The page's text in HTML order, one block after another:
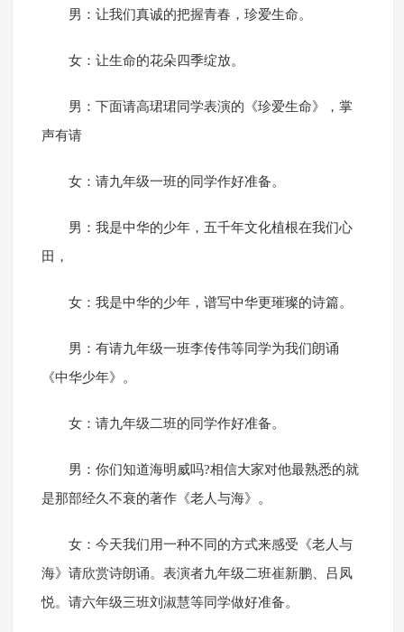
男：让我们真诚的把握青春，珍爱生命。
女：让生命的花朵四季绽放。
男：下面请高珺珺同学表演的《珍爱生命》，掌
声有请
女：请九年级一班的同学作好准备。
男：我是中华的少年，五千年文化植根在我们心
田，
女：我是中华的少年，谱写中华更璀璨的诗篇。
男：有请九年级一班李传伟等同学为我们朗诵
《中华少年》。
女：请九年级二班的同学作好准备。
男：你们知道海明威吗?相信大家对他最熟悉的就
是那部经久不衰的著作《老人与海》。
女：今天我们用一种不同的方式来感受《老人与
海》请欣赏诗朗诵。表演者九年级二班崔新鹏、吕凤
悦。请六年级三班刘淑慧等同学做好准备。